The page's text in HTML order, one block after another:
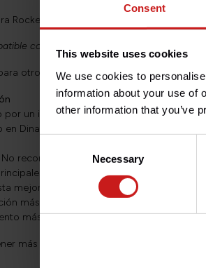
Consent
This website uses cookies
We use cookies to
information about your use of
other information that you’ve
Selection
Necessary
Rocket III todas versiones 2004-2017.
con versiones "Euro5" a partir de 2021.
otros modelos que no sean los
por un ingeniero electrónico danés en
en Dinamarca, garantía de por vida.
reconocerás tu moto, ya que su
son:
mejorada a los movimientos del puño
más aguda y más regular
más constante a baja velocidad
más información sobre cómo funciona,